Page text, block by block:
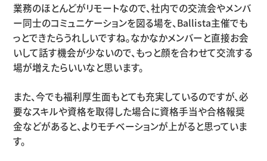
業務のほとんどがリモートなので、社内での交流会やメンバ
ー同士のコミュニケーションを図る場を、Ballista主催でも
っとできたらうれしいですね。なかなかメンバーと直接お会
いして話す機会が少ないので、もっと顔を合わせて交流する
場が増えたらいいなと思います。
また、今でも福利厚生面もとても充実しているのですが、必
要なスキルや資格を取得した場合に資格手当や合格報奨
金などがあると、よりモチベーションが上がると思っていま
す。